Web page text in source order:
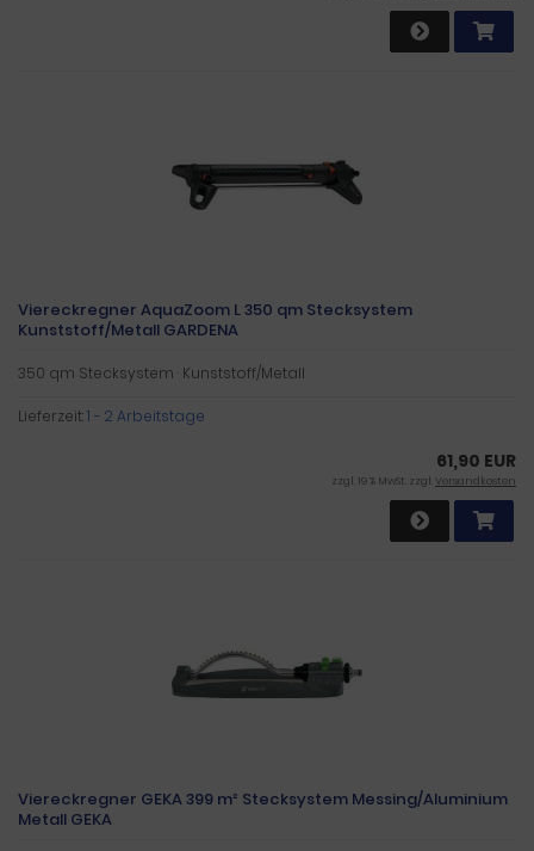
Viereckregner AquaZoom L 350 qm Stecksystem
Kunststoff/Metall GARDENA
350 qm Stecksystem · Kunststoff/Metall
Lieferzeit:1 - 2 Arbeitstage
61,90 EUR
zzgl. 19 % MwSt. zzgl.Versandkosten
Viereckregner GEKA 399 m² Stecksystem Messing/Aluminium
Metall GEKA